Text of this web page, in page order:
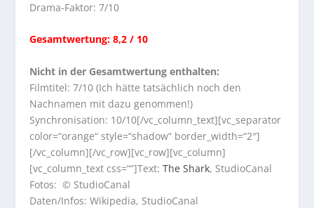
Drama-Faktor: 7/10
Gesamtwertung: 8,2 / 10
Nicht in der Gesamtwertung enthalten:
Filmtitel: 7/10 (Ich hätte tatsächlich noch den
Nachnamen mit dazu genommen!)
Synchronisation: 10/10[/vc_column_text][vc_separator
color=“orange“ style=“shadow“ border_width=“2″]
[/vc_column][/vc_row][vc_row][vc_column]
[vc_column_text css=““]Text:The Shark, StudioCanal
Fotos: © StudioCanal
Daten/Infos: Wikipedia, StudioCanal